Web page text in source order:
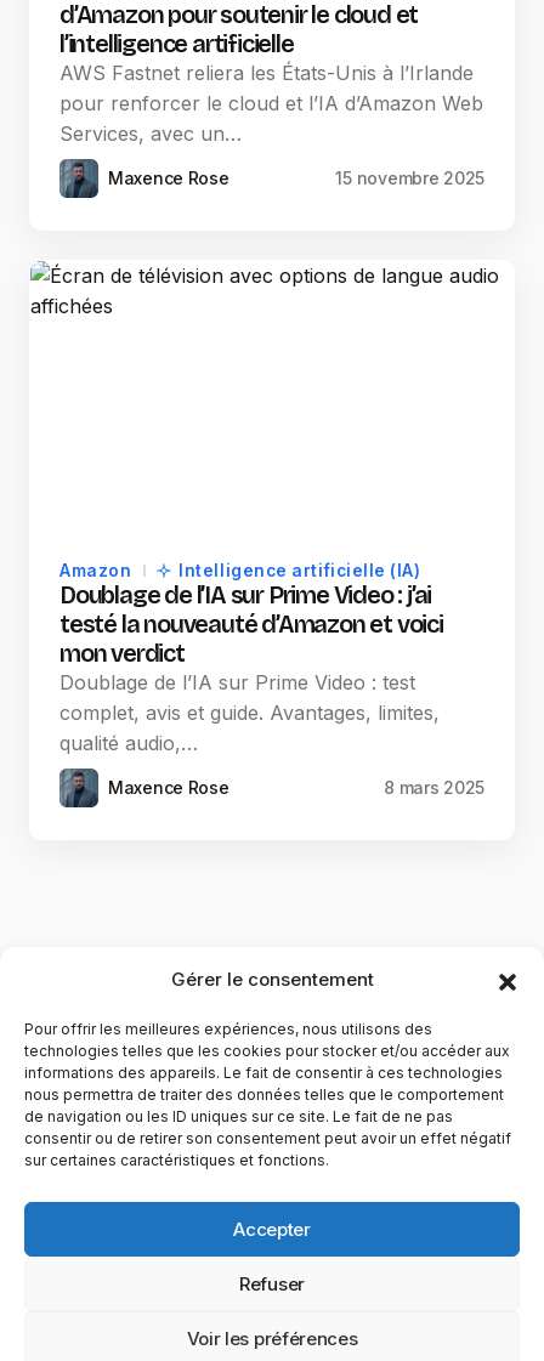
Gérer le consentement
Pour offrir les meilleures expériences, nous utilisons des
technologies telles que les cookies pour stocker et/ou accéder aux
informations des appareils. Le fait de consentir à ces technologies
nous permettra de traiter des données telles que le comportement
de navigation ou les ID uniques sur ce site. Le fait de ne pas
consentir ou de retirer son consentement peut avoir un effet négatif
sur certaines caractéristiques et fonctions.
Accepter
Refuser
Voir les préférences
d’Amazon pour soutenir le cloud et
l’intelligence artificielle
AWS Fastnet reliera les États-Unis à l’Irlande
pour renforcer le cloud et l’IA d’Amazon Web
Services, avec un…
Maxence Rose 15 novembre 2025
Amazon Intelligence artificielle (IA)
Doublage de l’IA sur Prime Video : j’ai
testé la nouveauté d’Amazon et voici
mon verdict
Doublage de l’IA sur Prime Video : test
complet, avis et guide. Avantages, limites,
qualité audio,…
Maxence Rose 8 mars 2025
YubiGeek est un média français dédié aux nouvelles
technologies, à la culture geek et au numérique. Fondé par
du web, du gaming et de la science, avec une approche